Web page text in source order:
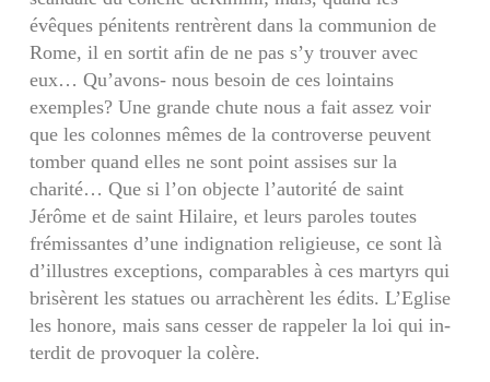
évêques pénitents rentrèrent dans la communion de
Rome, il en sortit afin de ne pas s’y trouver avec
eux… Qu’avons- nous besoin de ces lointains
exemples? Une grande chute nous a fait assez voir
que les colonnes mêmes de la controverse peuvent
tomber quand elles ne sont point assises sur la
charité… Que si l’on objecte l’autorité de saint
Jérôme et de saint Hilaire, et leurs paroles toutes
frémissantes d’une indignation religieuse, ce sont là
d’illustres exceptions, comparables à ces martyrs qui
brisèrent les statues ou arrachèrent les édits. L’Eglise
les honore, mais sans cesser de rappeler la loi qui in­
terdit de provoquer la colère.